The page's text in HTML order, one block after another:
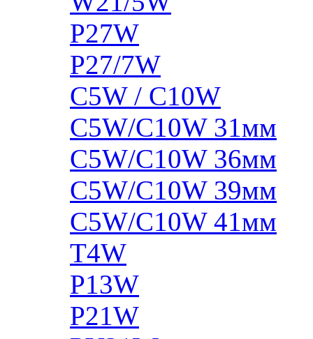
P27W
P27/7W
C5W / C10W
C5W/C10W 31мм
C5W/C10W 36мм
C5W/C10W 39мм
C5W/C10W 41мм
T4W
P13W
P21W